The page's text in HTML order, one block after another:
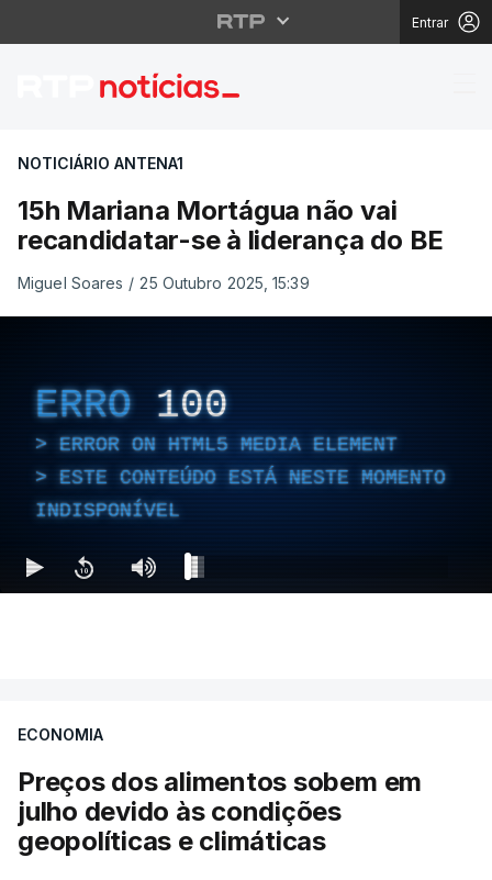
Entrar
15h Mariana
NOTICIÁRIO ANTENA1
15h Mariana Mortágua não vai
recandidatar-se à liderança do BE
Miguel Soares / 25 Outubro 2025, 15:39
ERRO 100
ERROR ON HTML5 MEDIA ELEMENT
ESTE CONTEÚDO ESTÁ NESTE MOMENTO
INDISPONÍVEL
ECONOMIA
Preços dos alimentos sobem em
julho devido às condições
geopolíticas e climáticas